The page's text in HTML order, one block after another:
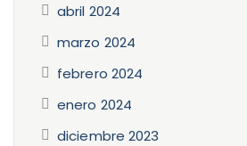
abril 2024
marzo 2024
febrero 2024
enero 2024
diciembre 2023